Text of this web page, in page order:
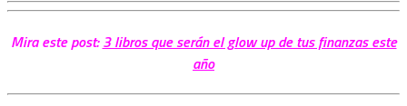
Mira este post:3 libros que serán el glow up de tus finanzas este
año